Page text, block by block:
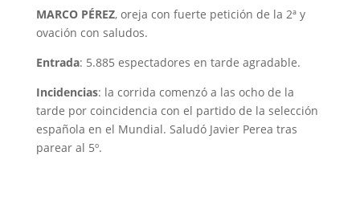
MARCO PÉREZ, oreja con fuerte petición de la 2ª y
ovación con saludos.
Entrada: 5.885 espectadores en tarde agradable.
Incidencias: la corrida comenzó a las ocho de la
tarde por coincidencia con el partido de la selección
española en el Mundial. Saludó Javier Perea tras
parear al 5º.